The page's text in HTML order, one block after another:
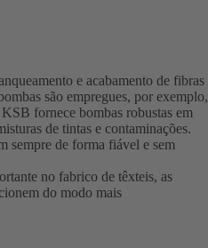
e acabamento de fibras
são empregues, por exemplo,
fornece bombas robustas em
de tintas e contaminações.
sempre de forma fiável e sem
no fabrico de têxteis, as
do modo mais